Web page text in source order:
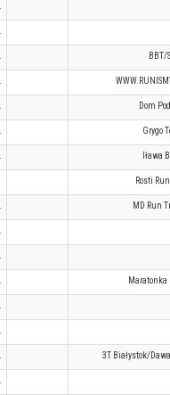
BBT/
Dom
Grygo
Iława
Rosti
MD Run
Maratonka
3T Białystok/